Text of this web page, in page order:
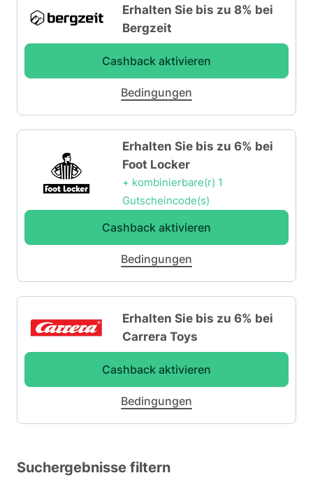
Erhalten Sie bis zu 8% bei
Bergzeit
Cashback aktivieren
Bedingungen
Erhalten Sie bis zu 6% bei
Foot Locker
+ kombinierbare(r) 1
Gutscheincode(s)
Cashback aktivieren
Bedingungen
Erhalten Sie bis zu 6% bei
Carrera Toys
Cashback aktivieren
Bedingungen
Suchergebnisse filtern